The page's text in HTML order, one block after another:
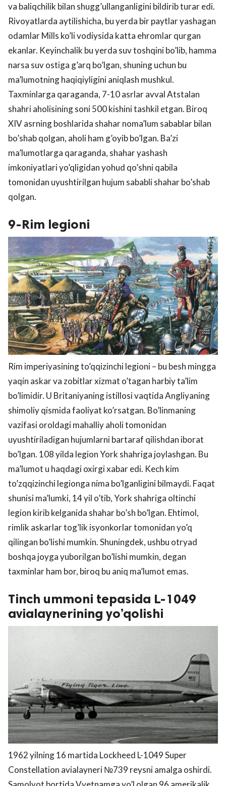
va baliqchilik bilan shugg’ullanganligini bildirib turar edi.
Rivoyatlarda aytilishicha, bu yerda bir paytlar yashagan
odamlar Mills ko’li vodiysida katta ehromlar qurgan
ekanlar. Keyinchalik bu yerda suv toshqini bo’lib, hamma
narsa suv ostiga g’arq bo’lgan, shuning uchun bu
ma’lumotning haqiqiyligini aniqlash mushkul.
Taxminlarga qaraganda, 7-10 asrlar avval Atstalan
shahri aholisining soni 500 kishini tashkil etgan. Biroq
XIV asrning boshlarida shahar noma’lum sabablar bilan
bo’shab qolgan, aholi ham g’oyib bo’lgan. Ba’zi
ma’lumotlarga qaraganda, shahar yashash
imkoniyatlari yo’qligidan yohud qo’shni qabila
tomonidan uyushtirilgan hujum sababli shahar bo’shab
qolgan.
9-Rim legioni
Rim imperiyasining to’qqizinchi legioni – bu besh mingga
yaqin askar va zobitlar xizmat o’tagan harbiy ta’lim
bo’limidir. U Britaniyaning istillosi vaqtida Angliyaning
shimoliy qismida faoliyat ko’rsatgan. Bo’linmaning
vazifasi oroldagi mahalliy aholi tomonidan
uyushtiriladigan hujumlarni bartaraf qilishdan iborat
bo’lgan. 108 yilda legion York shahriga joylashgan. Bu
ma’lumot u haqdagi oxirgi xabar edi. Kech kim
to’zqqizinchi legionga nima bo’lganligini bilmaydi. Faqat
shunisi ma’lumki, 14 yil o’tib, York shahriga oltinchi
legion kirib kelganida shahar bo’sh bo’lgan. Ehtimol,
rimlik askarlar tog’lik isyonkorlar tomonidan yo’q
qilingan bo’lishi mumkin. Shuningdek, ushbu otryad
boshqa joyga yuborilgan bo’lishi mumkin, degan
taxminlar ham bor, biroq bu aniq ma’lumot emas.
Tinch ummoni tepasida L-1049
avialaynerining yo’qolishi
1962 yilning 16 martida Lockheed L-1049 Super
Constellation avialayneri №739 reysni amalga oshirdi.